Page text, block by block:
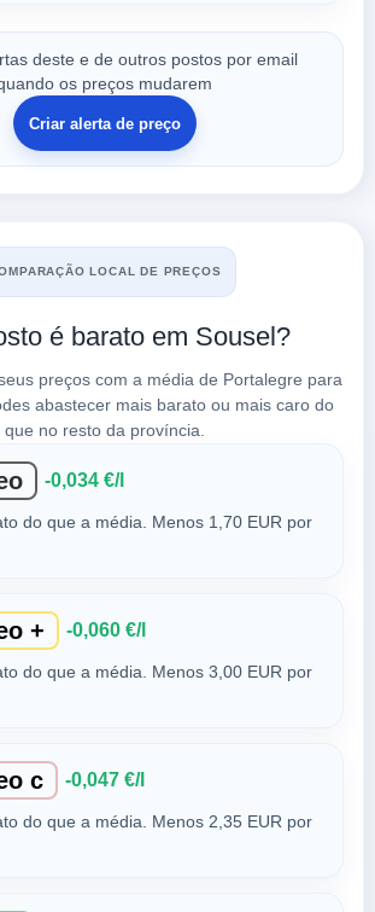
deste e de outros postos por email
os preços mudarem
Criar alerta de preço
LOCAL DE PREÇOS
é barato em Sousel?
preços com a média de Portalegre para
abastecer mais barato ou mais caro do
que no resto da província.
-0,034 €/l
do que a média. Menos 1,70 EUR por
+ -0,060 €/l
do que a média. Menos 3,00 EUR por
c -0,047 €/l
do que a média. Menos 2,35 EUR por